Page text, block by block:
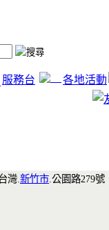
服務台 各地活動
灣. 新竹市 公園路279號